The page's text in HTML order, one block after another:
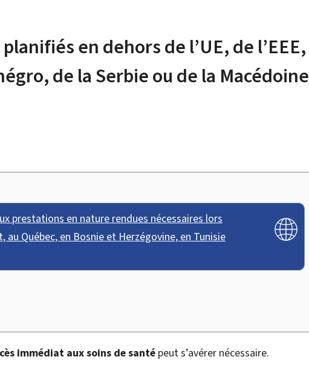
en dehors de l’UE, de l’EEE,
de la Serbie ou de la Macédoine
prestations en nature rendues nécessaires lors
au Québec, en Bosnie et Herzégovine, en Tunisie
immédiat aux soins de santé peut s’avérer nécessaire.